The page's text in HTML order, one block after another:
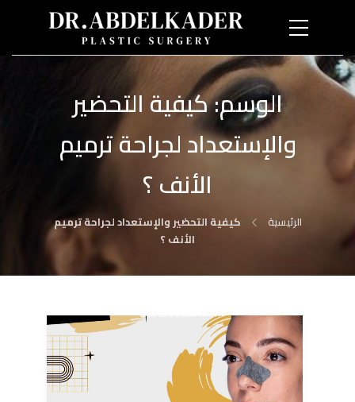
الوسم:كيفية التحضير
والإستعداد لجراحة ترميم
الأنف ؟
الرئيسية
كيفية التحضير والإستعداد لجراحة ترميم
الأنف ؟